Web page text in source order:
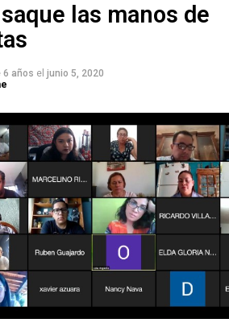
las manos de
6 años el junio 5, 2020